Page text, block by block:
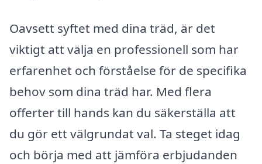
Oavsett syftet med dina träd, är det
viktigt att välja en professionell som har
erfarenhet och förståelse för de specifika
behov som dina träd har. Med flera
offerter till hands kan du säkerställa att
du gör ett välgrundat val. Ta steget idag
och börja med att jämföra erbjudanden